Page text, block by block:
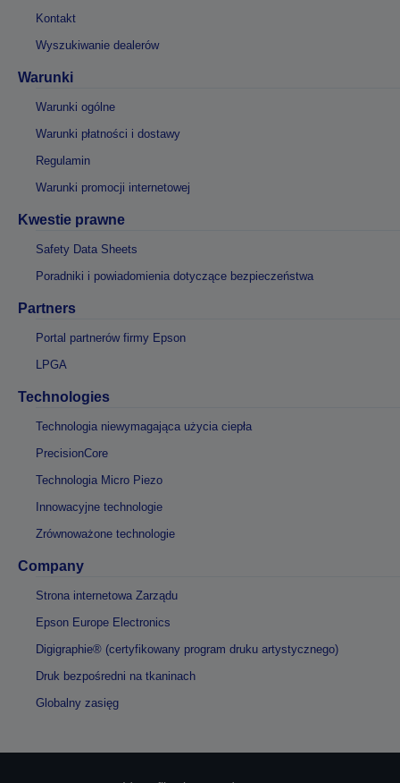
Kontakt
Wyszukiwanie dealerów
Warunki
Warunki ogólne
Warunki płatności i dostawy
Regulamin
Warunki promocji internetowej
Kwestie prawne
Safety Data Sheets
Poradniki i powiadomienia dotyczące bezpieczeństwa
Partners
Portal partnerów firmy Epson
LPGA
Technologies
Technologia niewymagająca użycia ciepła
PrecisionCore
Technologia Micro Piezo
Innowacyjne technologie
Zrównoważone technologie
Company
Strona internetowa Zarządu
Epson Europe Electronics
Digigraphie® (certyfikowany program druku artystycznego)
Druk bezpośredni na tkaninach
Globalny zasięg